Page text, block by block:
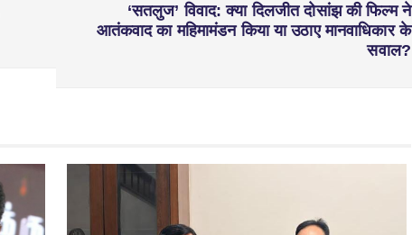
‘सतलुज’ विवाद: क्या दिलजीत दोसांझ की फिल्म ने
आतंकवाद का महिमामंडन किया या उठाए मानवाधिकार के
सवाल?